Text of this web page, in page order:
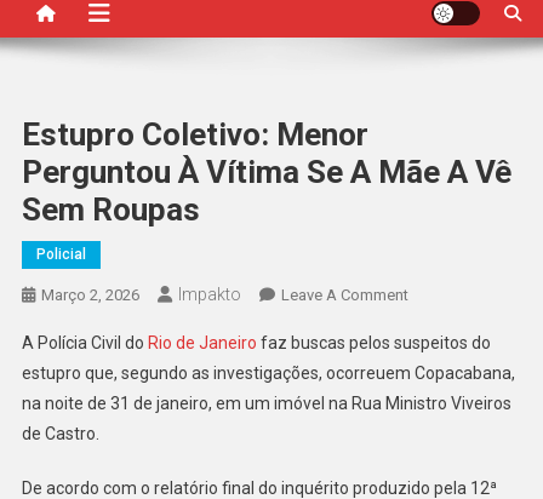
Estupro Coletivo: Menor
Perguntou À Vítima Se A Mãe A Vê
Sem Roupas
Policial
Março 2, 2026 Impakto Leave A CommentOn
Coletivo:
Menor
Perguntou
Se
A Polícia Civil do Rio de Janeiro faz buscas pelos suspeitos do
estupro que, segundo as investigações, ocorreuem Copacabana,
na noite de 31 de janeiro, em um imóvel na Rua Ministro Viveiros
de Castro.
De acordo com o relatório final do inquérito produzido pela 12ª